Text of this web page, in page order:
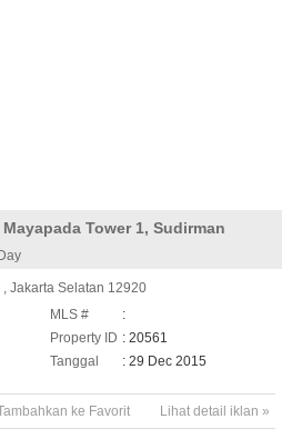
Tower 1, Sudirman
Jakarta Selatan 12920
MLS #
:
Property ID : 20561
Tanggal
: 29 Dec 2015
Lihat detail iklan »
ke Favorit